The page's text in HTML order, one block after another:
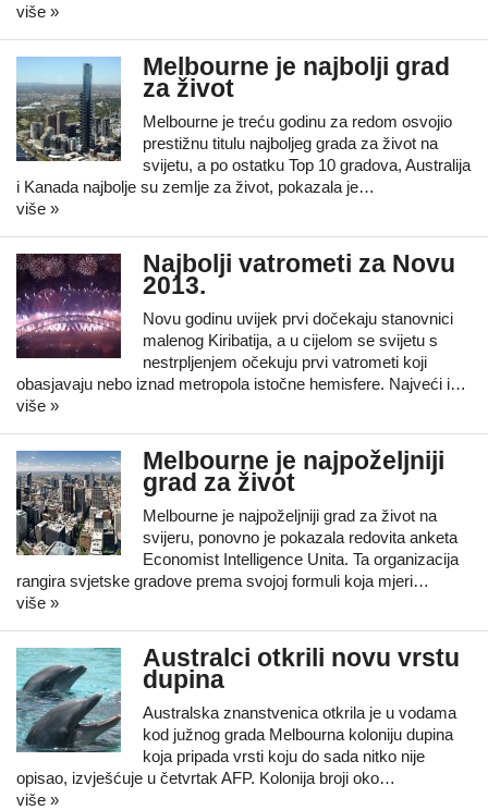
više »
Melbourne je najbolji grad
za život
Melbourne je treću godinu za redom osvojio
prestižnu titulu najboljeg grada za život na
svijetu, a po ostatku Top 10 gradova, Australija
i Kanada najbolje su zemlje za život, pokazala je…
više »
Najbolji vatrometi za Novu
2013.
Novu godinu uvijek prvi dočekaju stanovnici
malenog Kiribatija, a u cijelom se svijetu s
nestrpljenjem očekuju prvi vatrometi koji
obasjavaju nebo iznad metropola istočne hemisfere. Najveći i…
više »
Melbourne je najpoželjniji
grad za život
Melbourne je najpoželjniji grad za život na
svijeru, ponovno je pokazala redovita anketa
Economist Intelligence Unita. Ta organizacija
rangira svjetske gradove prema svojoj formuli koja mjeri…
više »
Australci otkrili novu vrstu
dupina
Australska znanstvenica otkrila je u vodama
kod južnog grada Melbourna koloniju dupina
koja pripada vrsti koju do sada nitko nije
opisao, izvješćuje u četvrtak AFP. Kolonija broji oko…
više »